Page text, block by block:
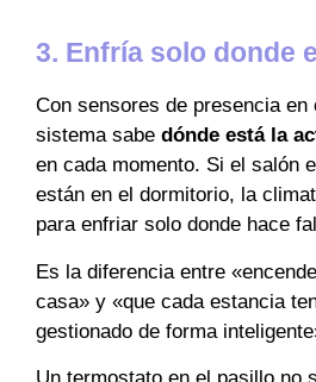
3. Enfría solo donde
Con sensores de presencia en
sistema sabe dónde está la
en cada momento. Si el salón
están en el dormitorio, la
para enfriar solo donde hace
Es la diferencia entre
casa» y «que cada estancia
gestionado de forma